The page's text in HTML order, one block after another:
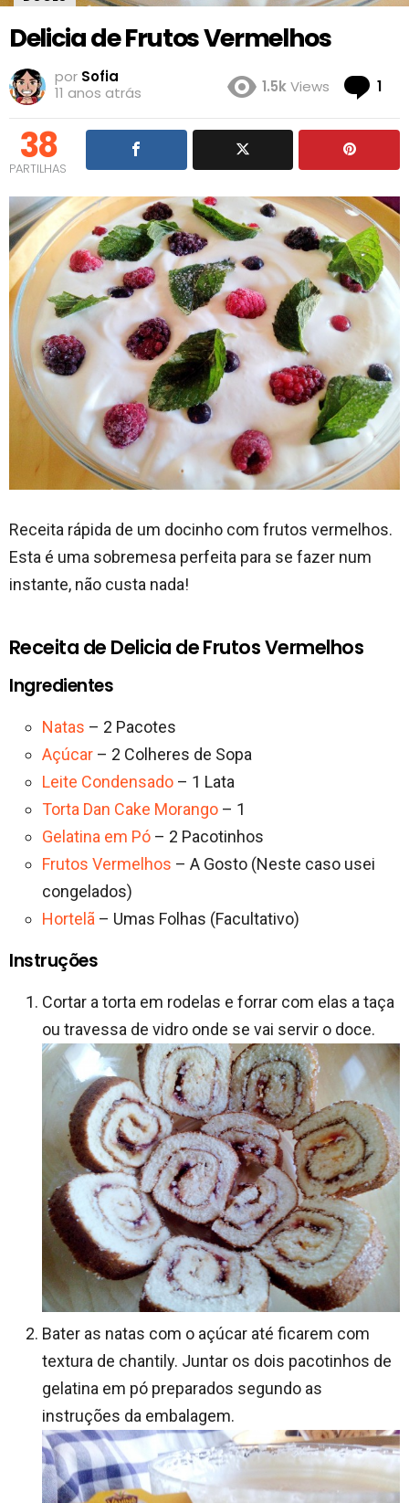
Delicia de Frutos Vermelhos
por Sofia
11 anos atrás
1.5kViews 1
38
PARTILHAS
Receita rápida de um docinho com frutos vermelhos.
Esta é uma sobremesa perfeita para se fazer num
instante, não custa nada!
Receita de Delicia de Frutos Vermelhos
Ingredientes
Natas – 2 Pacotes
Açúcar – 2 Colheres de Sopa
Leite Condensado – 1 Lata
Torta Dan Cake Morango – 1
Gelatina em Pó – 2 Pacotinhos
Frutos Vermelhos – A Gosto (Neste caso usei
congelados)
Hortelã – Umas Folhas (Facultativo)
Instruções
Cortar a torta em rodelas e forrar com elas a taça
ou travessa de vidro onde se vai servir o doce.
Bater as natas com o açúcar até ficarem com
textura de chantily. Juntar os dois pacotinhos de
gelatina em pó preparados segundo as
instruções da embalagem.